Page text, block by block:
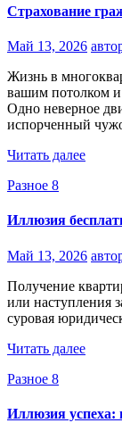
Страхование
Май 13, 2026
Жизнь в
вашим потолком
Одно неверное
испорченный
Читать далее
Разное 8
Иллюзия
Май 13, 2026
Получение
или наступления
суровая
Читать далее
Разное 8
Иллюзия успеха: